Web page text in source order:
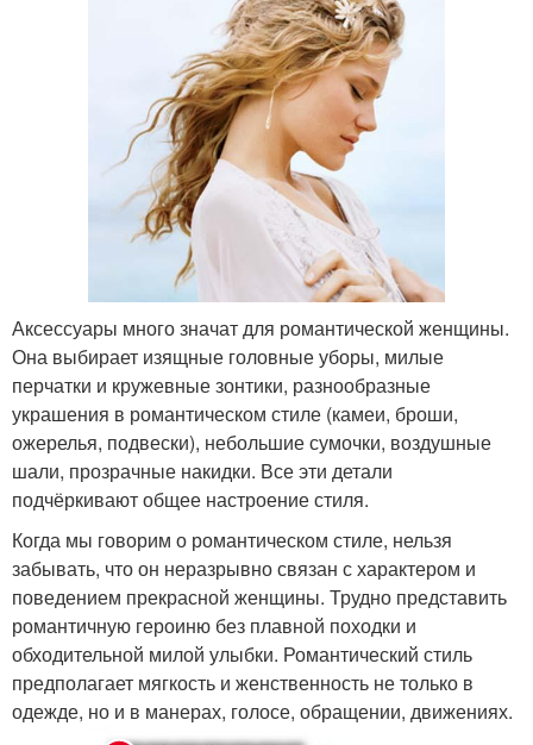
Аксессуары много значат для романтической женщины.
Она выбирает изящные головные уборы, милые
перчатки и кружевные зонтики, разнообразные
украшения в романтическом стиле (камеи, броши,
ожерелья, подвески), небольшие сумочки, воздушные
шали, прозрачные накидки. Все эти детали
подчёркивают общее настроение стиля.
Когда мы говорим о романтическом стиле, нельзя
забывать, что он неразрывно связан с характером и
поведением прекрасной женщины. Трудно представить
романтичную героиню без плавной походки и
обходительной милой улыбки. Романтический стиль
предполагает мягкость и женственность не только в
одежде, но и в манерах, голосе, обращении, движениях.